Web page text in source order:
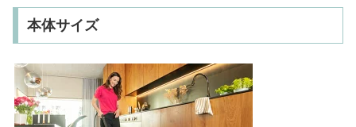
本体サイズ